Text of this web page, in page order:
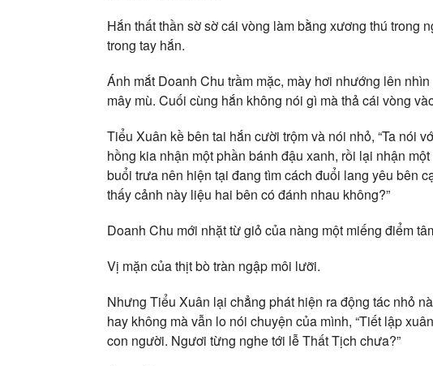
Hắn thất thần sờ sờ cái vòng làm bằng xương thú trong
trong tay hắn.
Ánh mắt Doanh Chu trầm mặc, mày hơi nhướng lên
mây mù. Cuối cùng hắn không nói gì mà thả cái vòng
Tiểu Xuân kề bên tai hắn cười trộm và nói nhỏ, “Ta nói
hồng kia nhận một phần bánh đậu xanh, rồi lại nhận
buổi trưa nên hiện tại đang tìm cách đuổi lang yêu bên
thấy cảnh này liệu hai bên có đánh nhau không?”
Doanh Chu mới nhặt từ giỏ của nàng một miếng điểm
Vị mặn của thịt bò tràn ngập môi lưỡi.
Nhưng Tiểu Xuân lại chẳng phát hiện ra động tác nhỏ
hay không mà vẫn lo nói chuyện của mình, “Tiết lập
con người. Ngươi từng nghe tới lễ Thất Tịch chưa?”